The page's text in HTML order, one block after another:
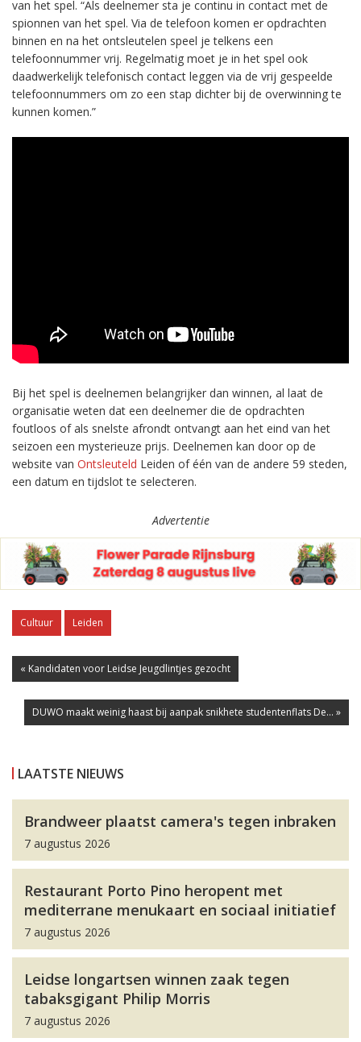
van het spel. “Als deelnemer sta je continu in contact met de
spionnen van het spel. Via de telefoon komen er opdrachten
binnen en na het ontsleutelen speel je telkens een
telefoonnummer vrij. Regelmatig moet je in het spel ook
daadwerkelijk telefonisch contact leggen via de vrij gespeelde
telefoonnummers om zo een stap dichter bij de overwinning te
kunnen komen.”
Bij het spel is deelnemen belangrijker dan winnen, al laat de
organisatie weten dat een deelnemer die de opdrachten
foutloos of als snelste afrondt ontvangt aan het eind van het
seizoen een mysterieuze prijs. Deelnemen kan door op de
website van Ontsleuteld Leiden of één van de andere 59 steden,
een datum en tijdslot te selecteren.
Advertentie
Cultuur Leiden
« Kandidaten voor Leidse Jeugdlintjes gezocht
DUWO maakt weinig haast bij aanpak snikhete studentenflats De... »
LAATSTE NIEUWS
Brandweer plaatst camera's tegen inbraken
7 augustus 2026
Restaurant Porto Pino heropent met
mediterrane menukaart en sociaal initiatief
7 augustus 2026
Leidse longartsen winnen zaak tegen
tabaksgigant Philip Morris
7 augustus 2026